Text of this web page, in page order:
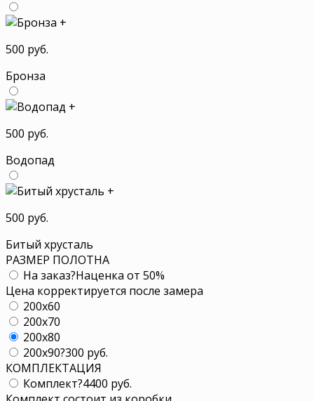
+
500 руб.
Бронза
+
500 руб.
Водопад
+
500 руб.
Битый хрусталь
РАЗМЕР ПОЛОТНА
На заказ?Наценка от 50%
Цена корректируется после замера
200x60
200x70
200x80
200x90?300 руб.
КОМПЛЕКТАЦИЯ
Комплект?4400 руб.